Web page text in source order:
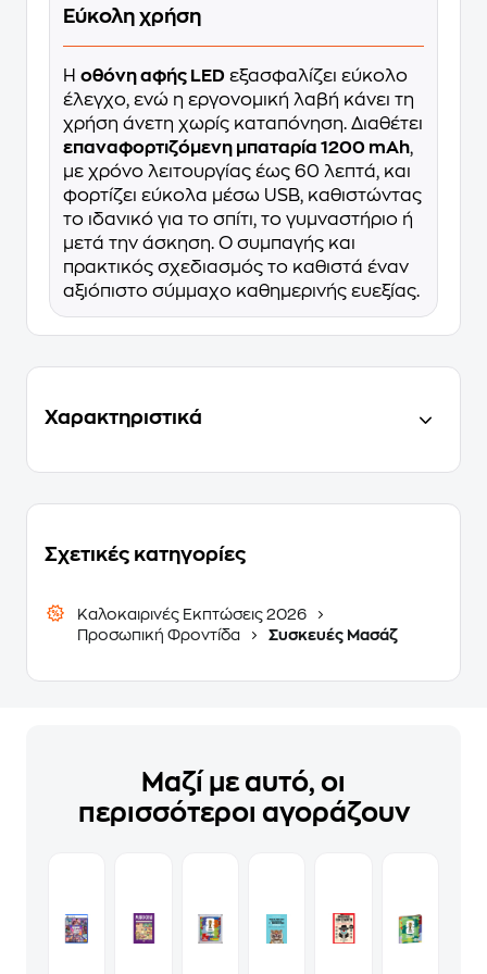
Εύκολη χρήση
Η οθόνη αφής LED εξασφαλίζει εύκολο
έλεγχο, ενώ η εργονομική λαβή κάνει τη
χρήση άνετη χωρίς καταπόνηση. Διαθέτει
επαναφορτιζόμενη μπαταρία 1200 mAh,
με χρόνο λειτουργίας έως 60 λεπτά, και
φορτίζει εύκολα μέσω USB, καθιστώντας
το ιδανικό για το σπίτι, το γυμναστήριο ή
μετά την άσκηση. Ο συμπαγής και
πρακτικός σχεδιασμός το καθιστά έναν
αξιόπιστο σύμμαχο καθημερινής ευεξίας.
Χαρακτηριστικά
Σχετικές κατηγορίες
Καλοκαιρινές Εκπτώσεις 2026
Προσωπική Φροντίδα
Συσκευές Μασάζ
Μαζί με αυτό, οι
περισσότεροι αγοράζουν